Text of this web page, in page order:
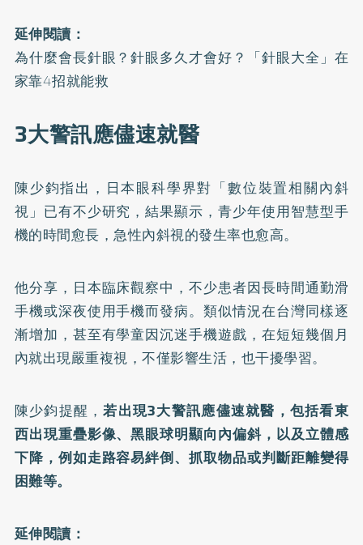
延伸閱讀：
為什麼會長針眼？針眼多久才會好？「針眼大全」在
家靠4招就能救
3大警訊應儘速就醫
陳少鈞指出，日本眼科學界對「數位裝置相關內斜
視」已有不少研究，結果顯示，青少年使用智慧型手
機的時間愈長，急性內斜視的發生率也愈高。
他分享，日本臨床觀察中，不少患者因長時間通勤滑
手機或深夜使用手機而發病。類似情況在台灣同樣逐
漸增加，甚至有學童因沉迷手機遊戲，在短短幾個月
內就出現嚴重複視，不僅影響生活，也干擾學習。
陳少鈞提醒，若出現3大警訊應儘速就醫，包括看東
西出現重疊影像、黑眼球明顯向內偏斜，以及立體感
下降，例如走路容易絆倒、抓取物品或判斷距離變得
困難等。
延伸閱讀：